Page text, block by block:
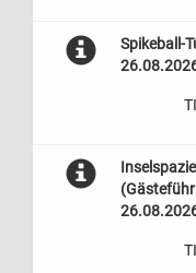
Spikeball-